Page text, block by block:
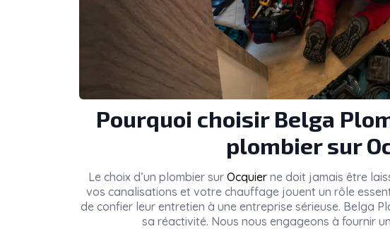
Pourquoi choisir Belga
plombier sur
Le choix d’un plombier sur Ocquierne doit jamais être
vos canalisations et votre chauffage jouent un rôle
de confier leur entretien à une entreprise sérieuse. Belga
sa réactivité. Nous nous engageons à fournir